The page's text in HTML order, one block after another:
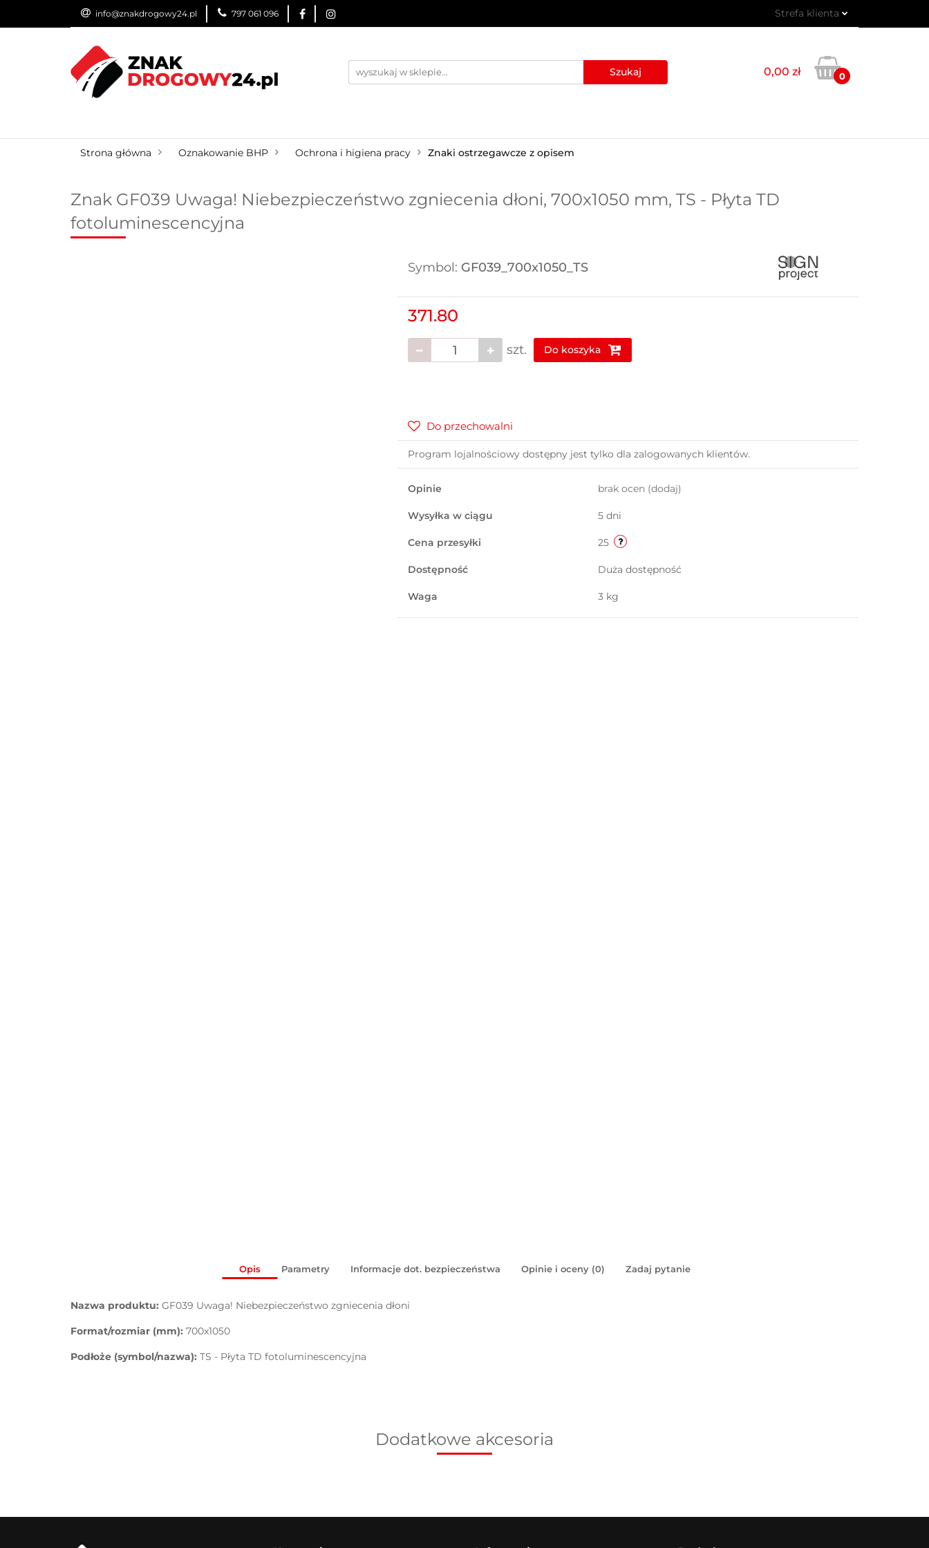
info@znakdrogowy24.pl 797 061 096 Strefa klienta
Zarejestruj się
Dodaj zgłoszenie
0,00 zł 0
ZNAKI DROGOWE URZĄDZENIA BRD
Strona główna Oznakowanie BHP Ochrona i higiena pracy Znaki ostrzegawcze z opisem
Znak GF039 Uwaga! Niebezpieczeństwo zgniecenia dłoni, 700x1050 mm, TS - Płyta TD
fotoluminescencyjna
Symbol: GF039_700x1050_TS
371.80
szt. Do koszyka
Do przechowalni
Program lojalnościowy dostępny jest tylko dla zalogowanych klientów.
Opinie brak ocen (dodaj)
Wysyłka w ciągu 5 dni
Cena przesyłki 25
Dostępność Duża dostępność
Waga 3 kg
Opis Parametry Informacje dot. bezpieczeństwa Opinie i oceny (0) Zadaj pytanie
Nazwa produktu: GF039 Uwaga! Niebezpieczeństwo zgniecenia dłoni
Format/rozmiar (mm): 700x1050
Podłoże (symbol/nazwa): TS - Płyta TD fotoluminescencyjna
Dodatkowe akcesoria